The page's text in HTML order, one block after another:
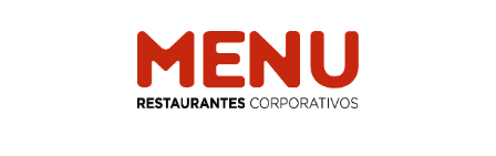
Entre em contato com um de nossos especialistas!